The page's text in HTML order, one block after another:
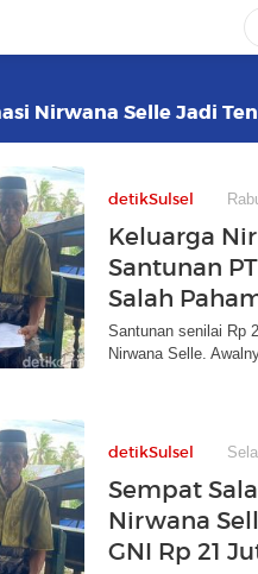
Nirwana Selle Jadi
detikSulsel
Keluarga
Santunan
Salah
Santunan senilai Rp
Nirwana Selle.
detikSulsel
Sempat
Nirwana
GNI Rp 21